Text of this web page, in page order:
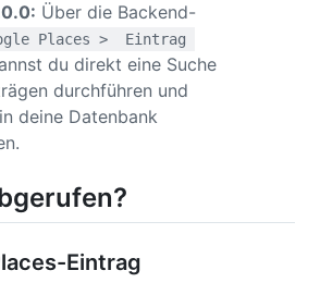
Über die Backend-
Places >  Eintrag
du direkt eine Suche
durchführen und
deine Datenbank
Eintrag